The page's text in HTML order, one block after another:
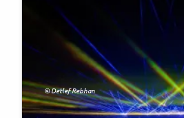
© Detlef Rebhan